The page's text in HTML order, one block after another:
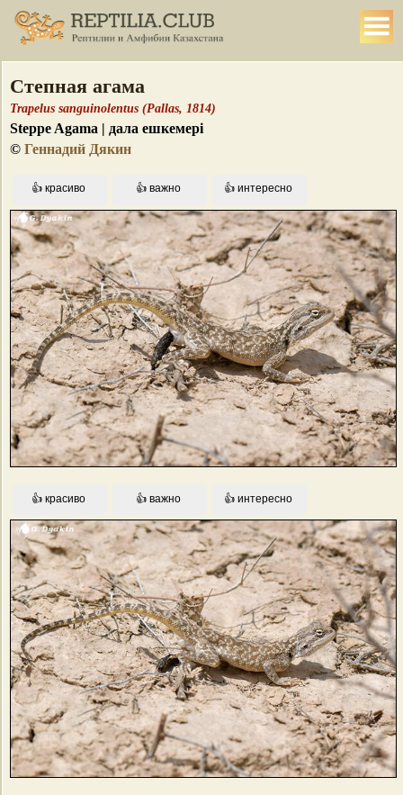
Степная агама
Trapelus sanguinolentus (Pallas, 1814)
Steppe Agama | дала ешкемері
© Геннадий Дякин